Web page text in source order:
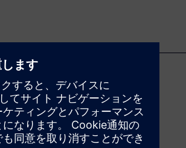
ートして、プロダクトバックログ
ットアップ、移行、再トレーニン
す。